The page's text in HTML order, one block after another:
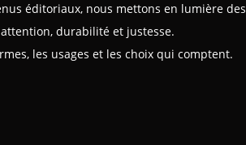
éditoriaux, nous mettons en lumière des
durabilité et justesse.
les usages et les choix qui comptent.